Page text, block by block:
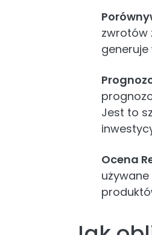
zwrotów
Jest to
Ocena